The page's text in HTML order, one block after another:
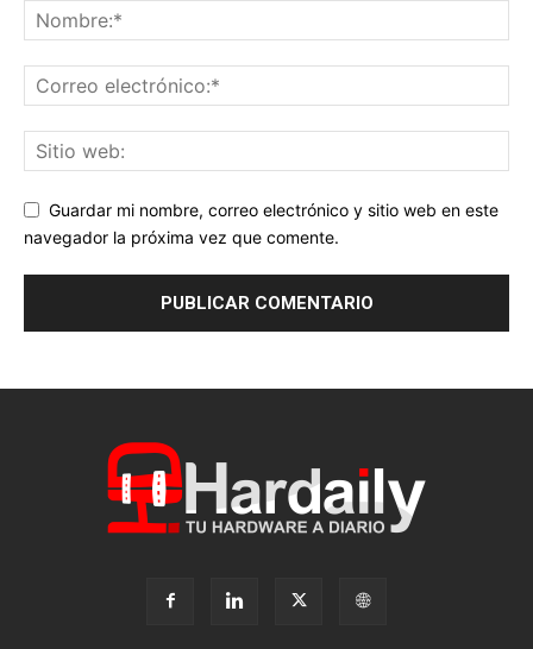
Guardar mi nombre, correo electrónico y sitio web en este
navegador la próxima vez que comente.